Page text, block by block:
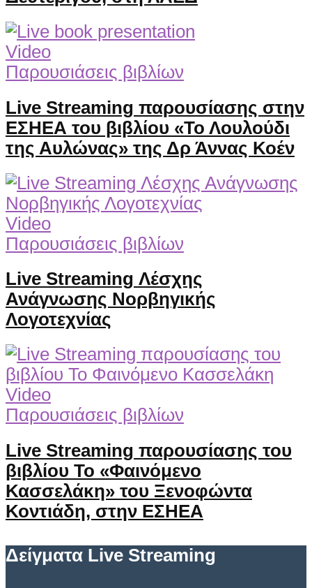
Video
Παρουσιάσεις βιβλίων
Live Streaming παρουσίασης στην
ΕΣΗΕΑ του βιβλίου «Το Λουλούδι
της Αυλώνας» της Δρ Άννας Κοέν
Video
Παρουσιάσεις βιβλίων
Live Streaming Λέσχης
Ανάγνωσης Νορβηγικής
Λογοτεχνίας
Video
Παρουσιάσεις βιβλίων
Live Streaming παρουσίασης του
βιβλίου Το «Φαινόμενο
Κασσελάκη» του Ξενοφώντα
Κοντιάδη, στην ΕΣΗΕΑ
Δείγματα Live Streaming